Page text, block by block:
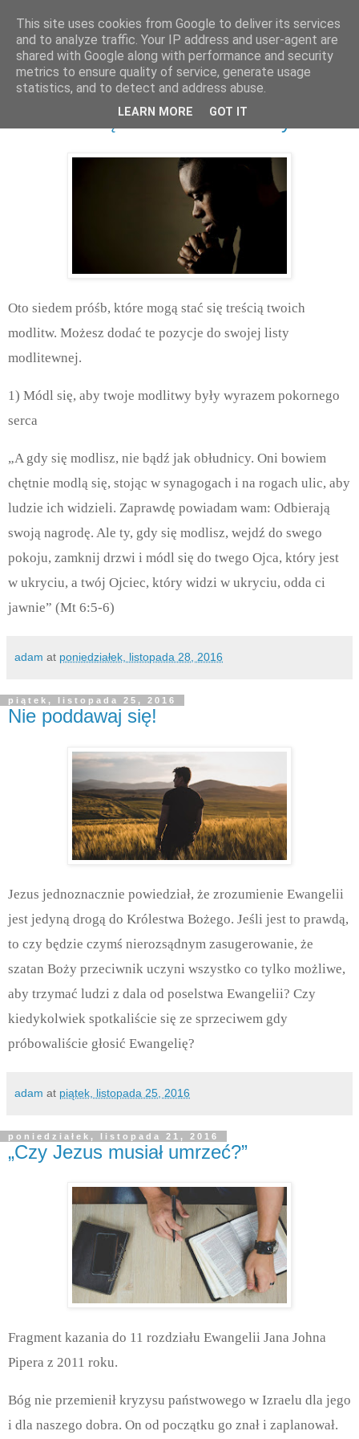
poniedziałek, listopada 28, 2016
Modlitwa część 4: Treść modlitwy
Oto siedem próśb, które mogą stać się treścią twoich
modlitw. Możesz dodać te pozycje do swojej listy
modlitewnej.
1) Módl się, aby twoje modlitwy były wyrazem pokornego
serca
„A gdy się modlisz, nie bądź jak obłudnicy. Oni bowiem
chętnie modlą się, stojąc w synagogach i na rogach ulic, aby
ludzie ich widzieli. Zaprawdę powiadam wam: Odbierają
swoją nagrodę. Ale ty, gdy się modlisz, wejdź do swego
pokoju, zamknij drzwi i módl się do twego Ojca, który jest
w ukryciu, a twój Ojciec, który widzi w ukryciu, odda ci
jawnie” (Mt 6:5-6)
adam at poniedziałek, listopada 28, 2016
piątek, listopada 25, 2016
Nie poddawaj się!
Jezus jednoznacznie powiedział, że zrozumienie Ewangelii
jest jedyną drogą do Królestwa Bożego. Jeśli jest to prawdą,
to czy będzie czymś nierozsądnym zasugerowanie, że
szatan Boży przeciwnik uczyni wszystko co tylko możliwe,
aby trzymać ludzi z dala od poselstwa Ewangelii? Czy
kiedykolwiek spotkaliście się ze sprzeciwem gdy
próbowaliście głosić Ewangelię?
adam at piątek, listopada 25, 2016
poniedziałek, listopada 21, 2016
„Czy Jezus musiał umrzeć?”
Fragment kazania do 11 rozdziału Ewangelii Jana Johna
Pipera z 2011 roku.
Bóg nie przemienił kryzysu państwowego w Izraelu dla jego
i dla naszego dobra. On od początku go znał i zaplanował.
This site uses cookies from Google to deliver its services
and to analyze traffic. Your IP address and user-agent are
shared with Google along with performance and security
metrics to ensure quality of service, generate usage
statistics, and to detect and address abuse.
LEARN MORE GOT IT